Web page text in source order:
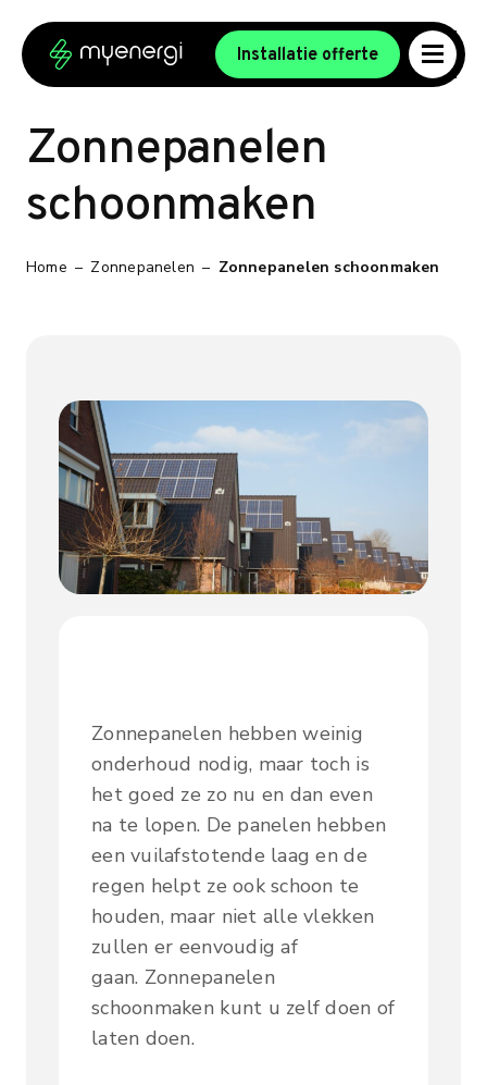
Installatie offerte
Zonnepanelen
schoonmaken
Home – Zonnepanelen – Zonnepanelen schoonmaken
Zonnepanelen hebben weinig
onderhoud nodig, maar toch is
het goed ze zo nu en dan even
na te lopen. De panelen hebben
een vuilafstotende laag en de
regen helpt ze ook schoon te
houden, maar niet alle vlekken
zullen er eenvoudig af
gaan. Zonnepanelen
schoonmaken kunt u zelf doen of
laten doen.